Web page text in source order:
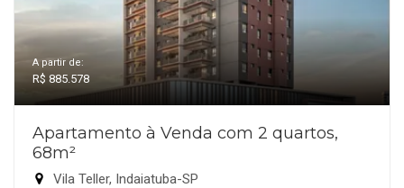
A partir de:
R$ 885.578
Apartamento à Venda com 2 quartos,
68m²
Vila Teller, Indaiatuba-SP